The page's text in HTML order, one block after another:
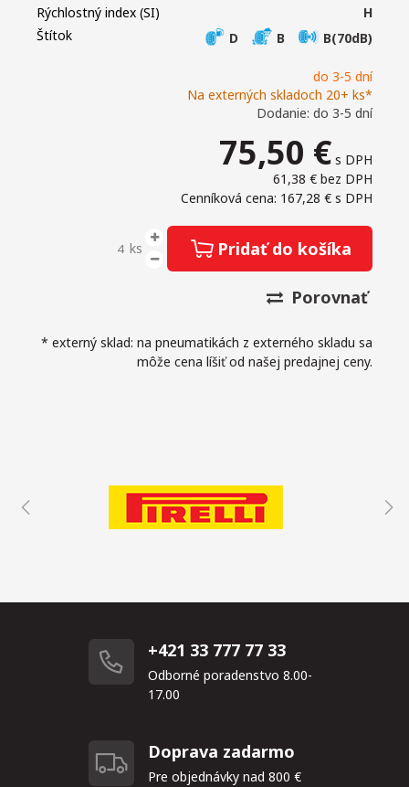
do 3-5 dní
Na externých skladoch 20+ ks*
Dodanie: do 3-5 dní
75,50 € s DPH
61,38 € bez DPH
Cenníková cena: 167,28 € s DPH
ks Pridať do košíka
Porovnať
* externý sklad: na pneumatikách z externého skladu sa
môže cena líšiť od našej predajnej ceny.
Rýchlostný index (SI)
H
Štítok
D B B(70dB)
+421 33 777 77 33
Odborné poradenstvo 8.00-
17.00
Doprava zadarmo
Pre objednávky nad 800 €